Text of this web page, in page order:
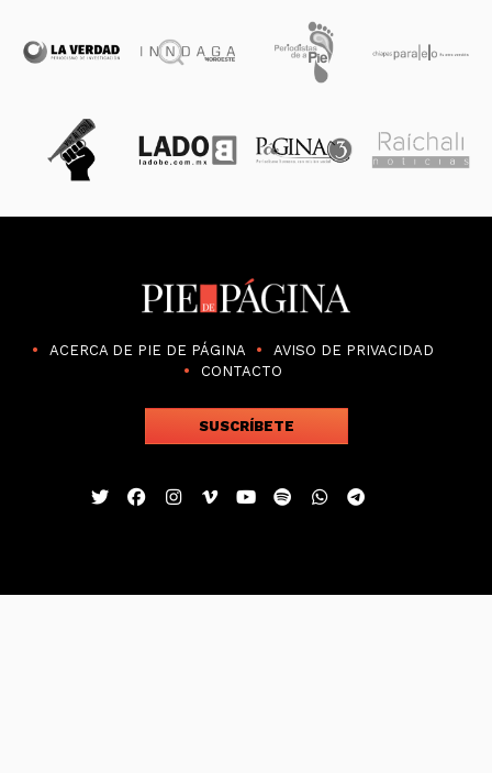
ACERCA DE PIE DE PÁGINA
AVISO DE PRIVACIDAD
CONTACTO
SUSCRÍBETE